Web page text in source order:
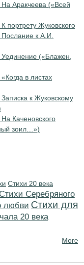
На Аракчеева («Всей
портрету Жуковского
Послание к А.И.
Уединение («Блажен,
в листах
Записка к Жуковскому
Каченовского
зоил…»)
Стихи 20 века
Cтихи Серебряного
любви Стихи для
20 века
More